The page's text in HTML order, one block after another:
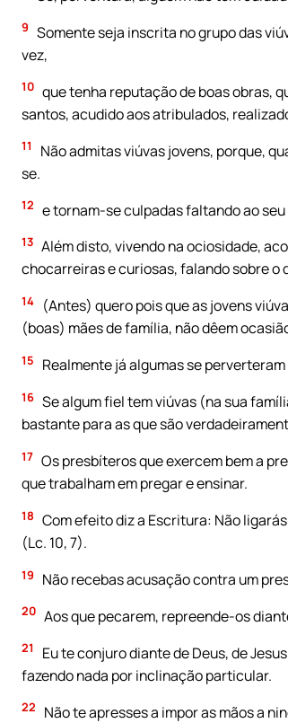
9 Somente seja inscrita no grupo das
vez,
10 que tenha reputação de boas obras,
santos, acudido aos atribulados,
11
Não admitas viúvas jovens, porque,
se.
12 e tornam-se culpadas faltando ao
13 Além disto, vivendo na ociosidade,
chocarreiras e curiosas, falando sobre o
14
(Antes) quero pois que as jovens
(boas) mães de família, não dêem
15 Realmente já algumas se
16 Se algum fiel tem viúvas (na sua
bastante para as que são
17 Os presbíteros que exercem bem a
que trabalham em pregar e ensinar.
18 Com efeito diz a Escritura: Não
(Lc. 10, 7).
19 Não recebas acusação contra um
20 Aos que pecarem, repreende-os
21
Eu te conjuro diante de Deus, de
fazendo nada por inclinação particular.
22
Não te apresses a impor as mãos a